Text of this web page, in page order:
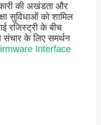
की अखंडता और
सुविधाओं को शामिल
रजिस्ट्री के बीच
संचार के लिए समर्थन
Interface